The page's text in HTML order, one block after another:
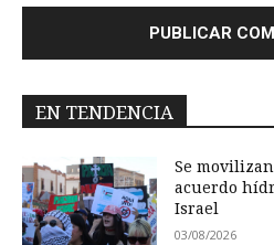
EN TENDENCIA
Se
acuerdo
Israel
03/08/2026